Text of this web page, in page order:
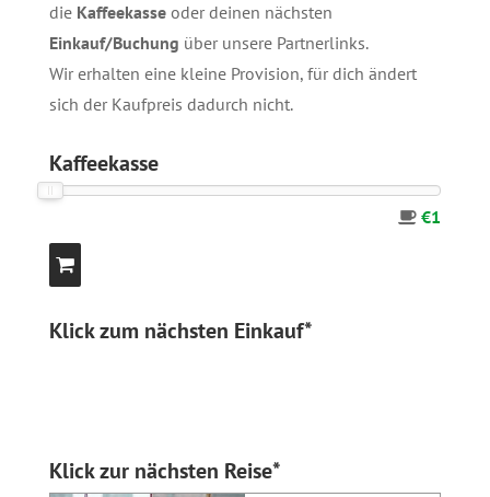
die Kaffeekasseoder deinen nächsten
Einkauf/Buchung über unsere Partnerlinks.
Wir erhalten eine kleine Provision, für dich ändert
sich der Kaufpreis dadurch nicht.
Kaffeekasse
€1
Klick zum nächsten Einkauf*
Klick zur nächsten Reise*